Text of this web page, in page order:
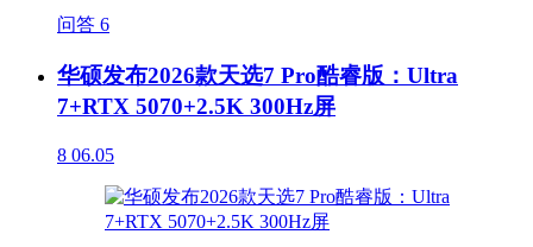
问答 6
华硕发布2026款天选7 Pro酷睿版：Ultra
7+RTX 5070+2.5K 300Hz屏
8 06.05